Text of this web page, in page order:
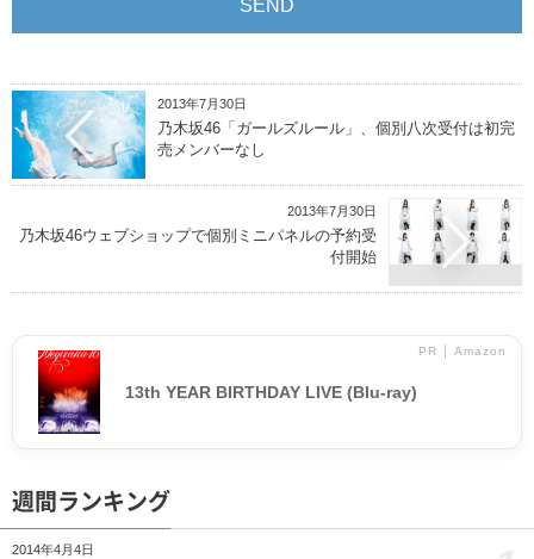
2013年7月30日
乃木坂46「ガールズルール」、個別八次受付は初完
売メンバーなし
2013年7月30日
乃木坂46ウェブショップで個別ミニパネルの予約受
付開始
PR │ Amazon
13th YEAR BIRTHDAY LIVE (Blu-ray)
週間ランキング
2014年4月4日